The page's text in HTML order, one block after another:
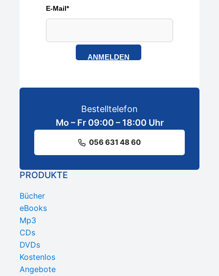
E-Mail*
ANMELDEN
Bestelltelefon
Mo – Fr 09:00 – 18:00 Uhr
056 631 48 60
PRODUKTE
Bücher
eBooks
Mp3
CDs
DVDs
Kostenlos
Angebote